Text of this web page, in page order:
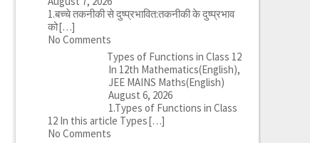
1.बच्चे तकनीकी से दुष्प्रभावित:तकनीकी के दुष्प्रभाव
को[…]
No Comments
Types of Functions in Class 12
In 12th Mathematics(English),
JEE MAINS Maths(English)
August 6, 2026
1.Types of Functions in Class
12 In this article Types[…]
No Comments